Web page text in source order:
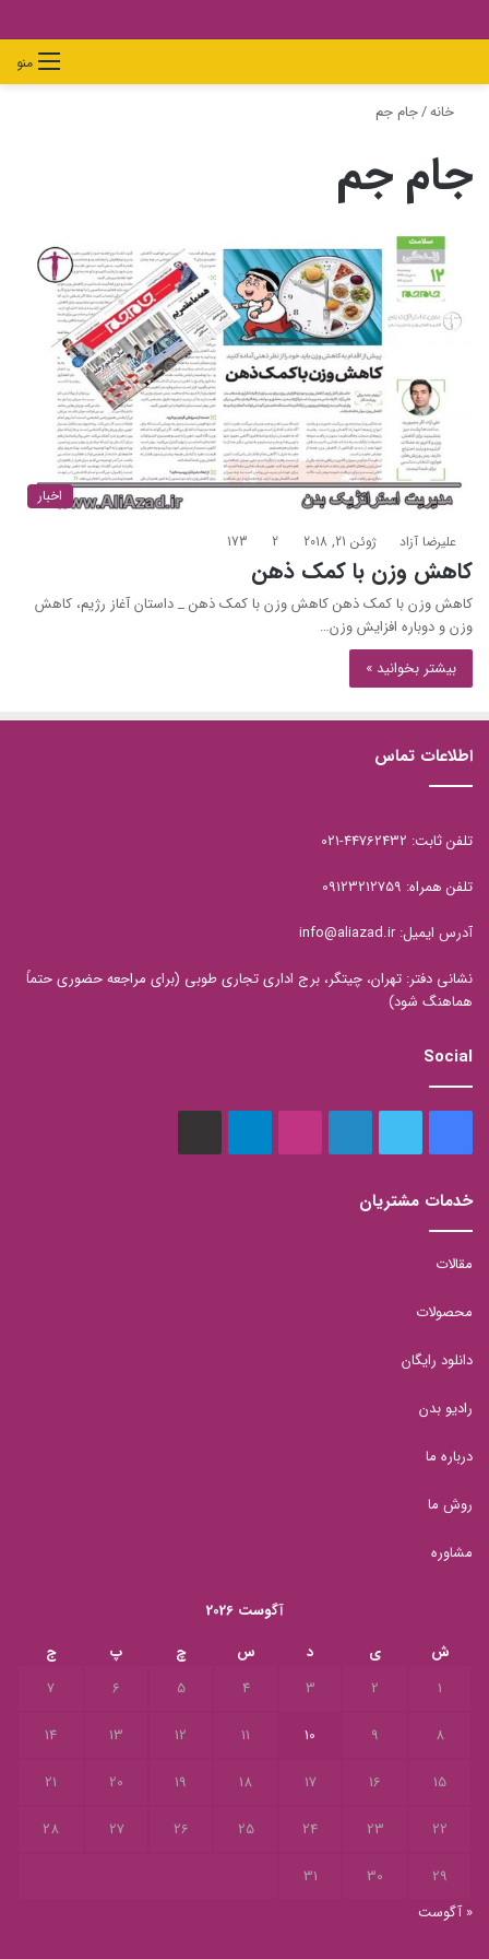
منوجستجو
برایپوسته
سبد
خانه/جام جم
جام جم
اخبار
علیرضا آزاد ژوئن 21, 2018 2
173
کاهش وزن با کمک ذهن
کاهش وزن با کمک ذهن کاهش وزن با کمک ذهن _ داستان آغاز رژیم، کاهش
وزن و دوباره افزایش وزن…
بیشتر بخوانید »
اطلاعات تماس
تلفن ثابت: 44762432-021
تلفن همراه: 09123212759
آدرس ایمیل: info@aliazad.ir
نشانی دفتر: تهران، چیتگر، برج اداری تجاری طوبی (برای مراجعه حضوری حتماً
هماهنگ شود)
Social
خدمات مشتریان
مقالات
محصولات
دانلود رایگان
رادیو بدن
درباره ما
روش ما
مشاوره
آگوست 2026
ش
ی د س چ پ
ج
1
2
3
4
5
6
7
8
9
10
11
12
13
14
15
16
17
18
19
20
21
22
23
24
25
26
27
28
29
30
31
« آگوست